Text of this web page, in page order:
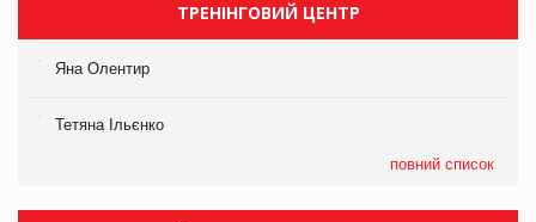
ТРЕНІНГОВИЙ ЦЕНТР
Яна Олентир
Тетяна Ільєнко
повний список